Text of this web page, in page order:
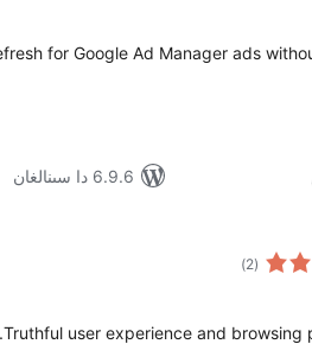
for Google Ad Manager ads
6.9.6 دا سىنالغان
(2 ئومۇمىي
دەرىجە)
Truthful user experience and browsing